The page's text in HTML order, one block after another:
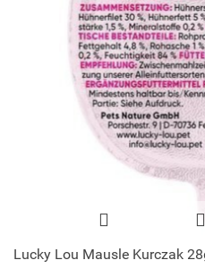
Lucky Lou Mausle Kurczak